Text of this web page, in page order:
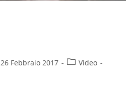
26 Febbraio 2017
Video